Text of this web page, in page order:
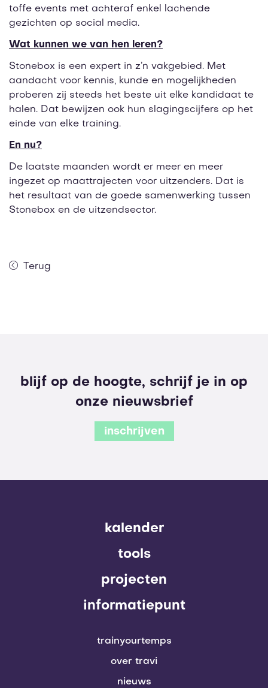
toffe events met achteraf enkel lachende
gezichten op social media.
Wat kunnen we van hen leren?
Stonebox is een expert in z’n vakgebied. Met
aandacht voor kennis, kunde en mogelijkheden
proberen zij steeds het beste uit elke kandidaat te
halen. Dat bewijzen ook hun slagingscijfers op het
einde van elke training.
En nu?
De laatste maanden wordt er meer en meer
ingezet op maattrajecten voor uitzenders. Dat is
het resultaat van de goede samenwerking tussen
Stonebox en de uitzendsector.
Terug
blijf op de hoogte, schrijf je in op
onze nieuwsbrief
inschrijven
kalender
tools
projecten
informatiepunt
trainyourtemps
over travi
nieuws